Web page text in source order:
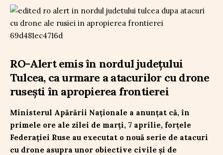
RO-Alert emis în nordul județului
Tulcea, ca urmare a atacurilor cu drone
rusești în apropierea frontierei
Ministerul Apărării Naționale a anunțat că, în
primele ore ale zilei de marți, 7 aprilie, forțele
Federației Ruse au executat o nouă serie de atacuri
cu drone asupra unor obiective civile și de